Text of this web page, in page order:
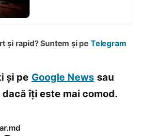
și rapid? Suntem și pe Telegram
și pe Google News sau
dacă îți este mai comod.